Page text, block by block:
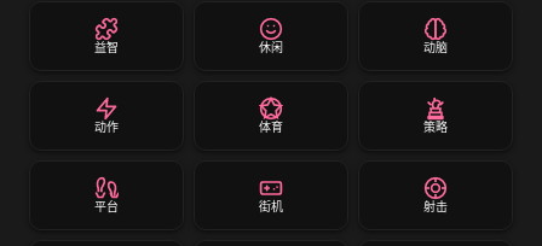
益智 休闲 动脑
动作 体育 策略
平台 街机 射击